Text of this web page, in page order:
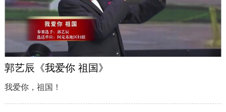
郭艺辰《我爱你 祖国》
我爱你，祖国！